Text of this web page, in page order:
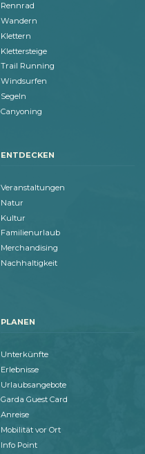
Rennrad
Wandern
Klettern
Klettersteige
Trail Running
Windsurfen
Segeln
Canyoning
ENTDECKEN
Veranstaltungen
Natur
Kultur
Familienurlaub
Merchandising
Nachhaltigkeit
PLANEN
Unterkünfte
Erlebnisse
Urlaubsangebote
Garda Guest Card
Anreise
Mobilität vor Ort
Info Point